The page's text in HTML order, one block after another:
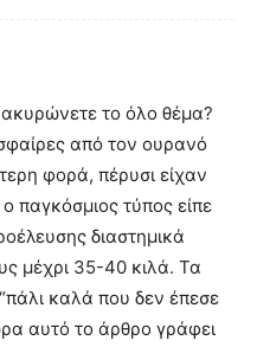
το όλο θέμα?
από τον ουρανό
φορά, πέρυσι είχαν
παγκόσμιος τύπος είπε
διαστημικά
μέχρι 35-40 κιλά. Τα
καλά που δεν έπεσε
αυτό το άρθρο γράφει